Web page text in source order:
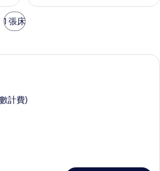
1 張床
高級寢具、迷你吧、書桌、遮光布/窗
計費)